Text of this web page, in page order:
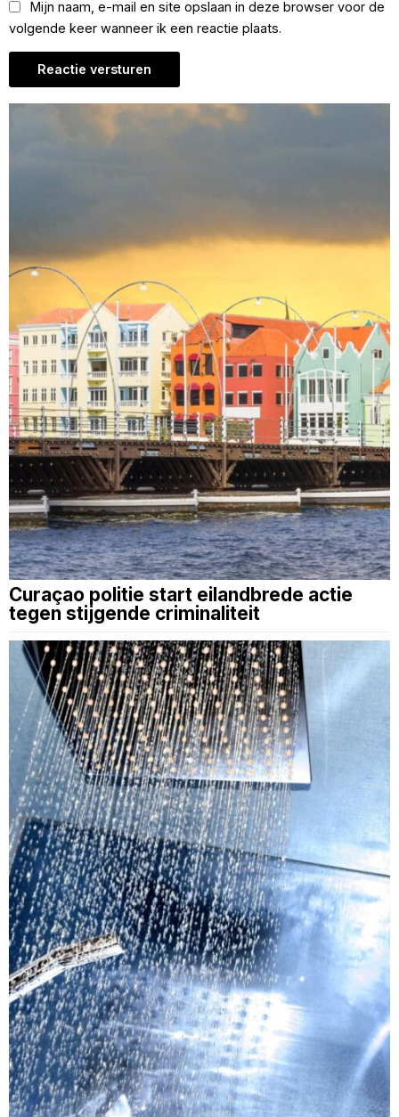
Mijn naam, e-mail en site opslaan in deze browser voor de
volgende keer wanneer ik een reactie plaats.
Curaçao politie start eilandbrede actie
tegen stijgende criminaliteit